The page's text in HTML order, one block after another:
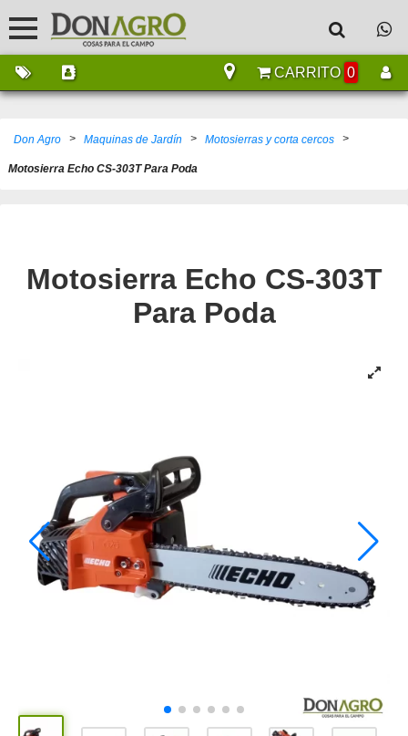
CARRITO 0
Don Agro > Maquinas de Jardín > Motosierras y corta cercos >
Motosierra Echo CS-303T Para Poda
Motosierra Echo CS-303T
Para Poda